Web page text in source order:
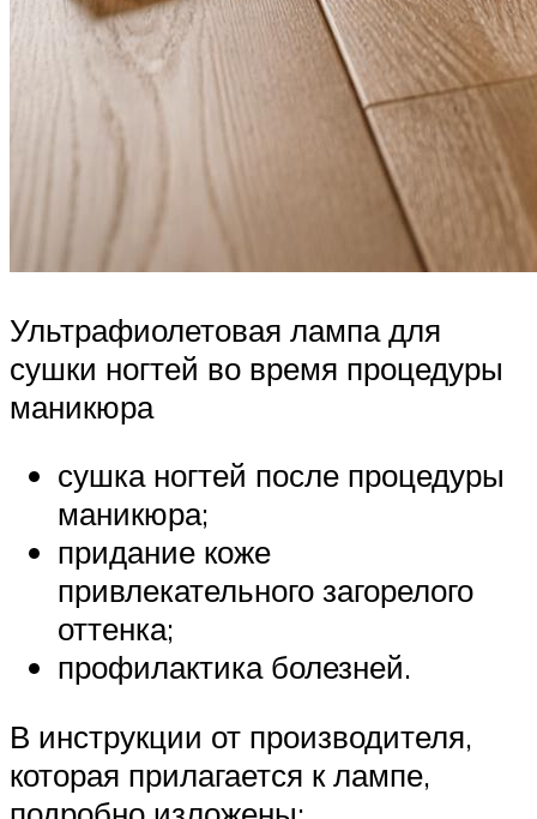
Ультрафиолетовая лампа для
сушки ногтей во время процедуры
маникюра
сушка ногтей после процедуры
маникюра;
придание коже
привлекательного загорелого
оттенка;
профилактика болезней.
В инструкции от производителя,
которая прилагается к лампе,